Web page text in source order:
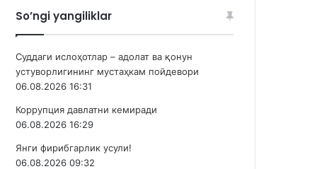
So’ngi yangiliklar
Суддаги ислоҳотлар – адолат ва қонун
устуворлигининг мустаҳкам пойдевори
06.08.2026 16:31
Коррупция давлатни кемиради
06.08.2026 16:29
Янги фирибгарлик усули!
06.08.2026 09:32